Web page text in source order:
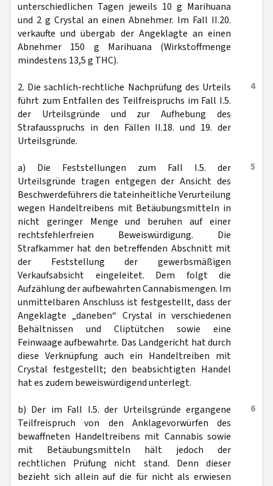
unterschiedlichen Tagen jeweils 10 g Marihuana
und 2 g Crystal an einen Abnehmer. Im Fall II.20.
verkaufte und übergab der Angeklagte an einen
Abnehmer 150 g Marihuana (Wirkstoffmenge
mindestens 13,5 g THC).
4
2. Die sachlich-rechtliche Nachprüfung des Urteils
führt zum Entfallen des Teilfreispruchs im Fall I.5.
der Urteilsgründe und zur Aufhebung des
Strafausspruchs in den Fällen II.18. und 19. der
Urteilsgründe.
5
a) Die Feststellungen zum Fall I.5. der
Urteilsgründe tragen entgegen der Ansicht des
Beschwerdeführers die tateinheitliche Verurteilung
wegen Handeltreibens mit Betäubungsmitteln in
nicht geringer Menge und beruhen auf einer
rechtsfehlerfreien Beweiswürdigung. Die
Strafkammer hat den betreffenden Abschnitt mit
der Feststellung der gewerbsmäßigen
Verkaufsabsicht eingeleitet. Dem folgt die
Aufzählung der aufbewahrten Cannabismengen. Im
unmittelbaren Anschluss ist festgestellt, dass der
Angeklagte „daneben“ Crystal in verschiedenen
Behältnissen und Cliptütchen sowie eine
Feinwaage aufbewahrte. Das Landgericht hat durch
diese Verknüpfung auch ein Handeltreiben mit
Crystal festgestellt; den beabsichtigten Handel
hat es zudem beweiswürdigend unterlegt.
6
b) Der im Fall I.5. der Urteilsgründe ergangene
Teilfreispruch von den Anklagevorwürfen des
bewaffneten Handeltreibens mit Cannabis sowie
mit Betäubungsmitteln hält jedoch der
rechtlichen Prüfung nicht stand. Denn dieser
bezieht sich allein auf die für nicht als erwiesen